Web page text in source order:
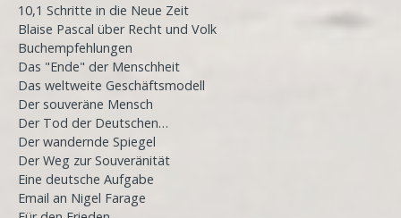
10,1 Schritte in die Neue Zeit
Blaise Pascal über Recht und Volk
Buchempfehlungen
Das "Ende" der Menschheit
Das weltweite Geschäftsmodell
Der souveräne Mensch
Der Tod der Deutschen…
Der wandernde Spiegel
Der Weg zur Souveränität
Eine deutsche Aufgabe
Email an Nigel Farage